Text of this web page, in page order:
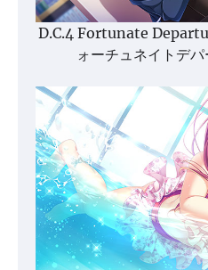
D.C.4 Fortunate
ォーチュネイトデ